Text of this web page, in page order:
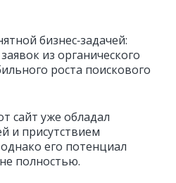
бизнес‑задачей:
из органического
роста поискового
сайт уже обладал
и присутствием
его потенциал
полностью.